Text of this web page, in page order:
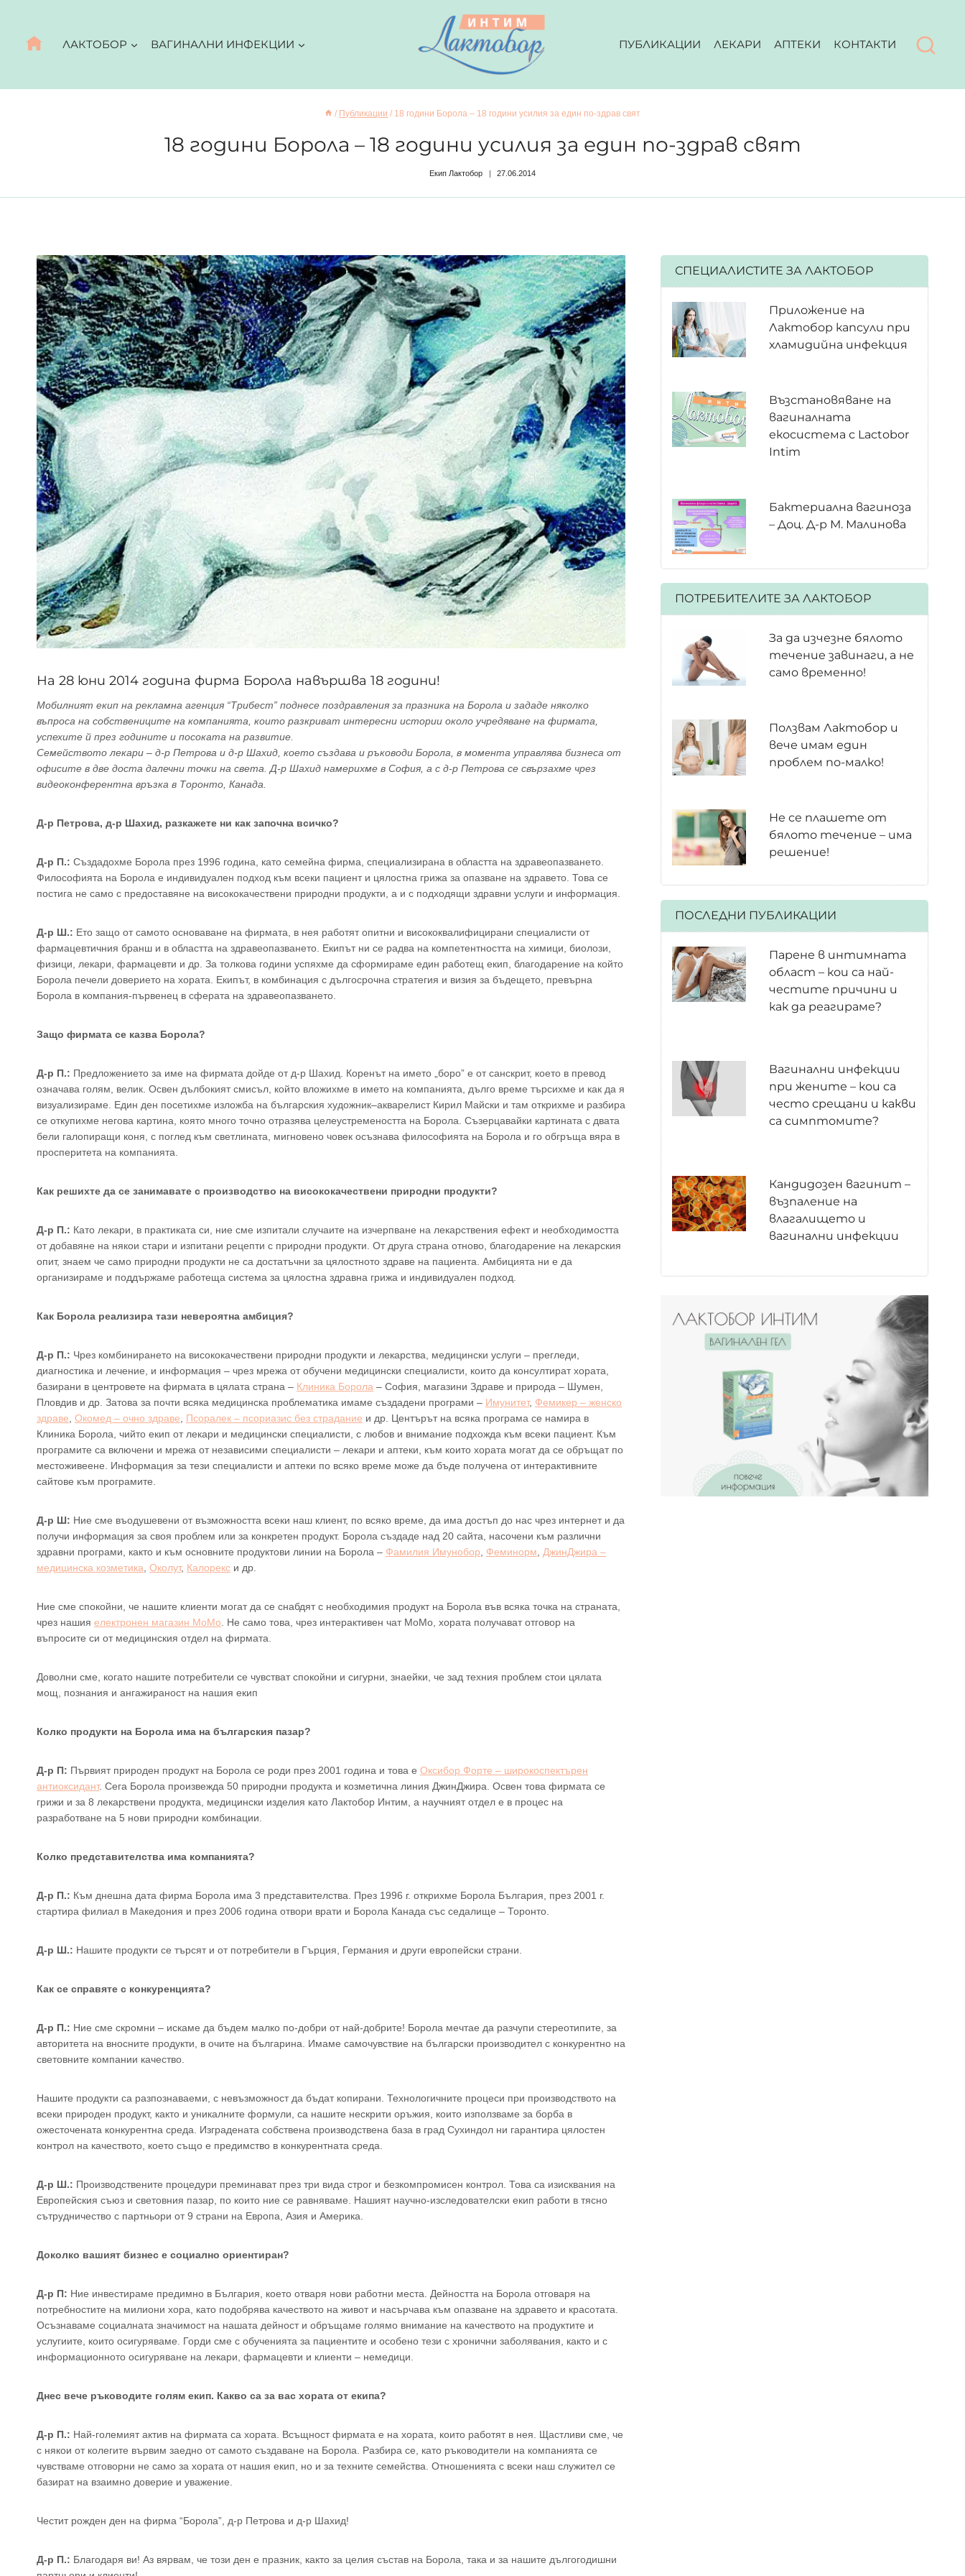
ЛАКТОБОР ВАГИНАЛНИ ИНФЕКЦИИ ПУБЛИКАЦИИ ЛЕКАРИ АПТЕКИ КОНТАКТИ
/ Публикации / 18 години Борола – 18 години усилия за един по-здрав свят
18 години Борола – 18 години усилия за един по-здрав свят
Екип Лактобор 27.06.2014
На 28 юни 2014 година фирма Борола навършва 18 години!
Мобилният екип на рекламна агенция “Трибест” поднесе поздравления за празника на Борола и зададе няколко
въпроса на собствениците на компанията, които разкриват интересни истории около учредяване на фирмата,
успехите й през годините и посоката на развитие.
Семейството лекари – д-р Петрова и д-р Шахид, което създава и ръководи Борола, в момента управлява бизнеса от
офисите в две доста далечни точки на света. Д-р Шахид намерихме в София, а с д-р Петрова се свързахме чрез
видеоконферентна връзка в Торонто, Канада.
Д-р Петрова, д-р Шахид, разкажете ни как започна всичко?
Д-р П.: Създадохме Борола през 1996 година, като семейна фирма, специализирана в областта на здравеопазването.
Философията на Борола е индивидуален подход към всеки пациент и цялостна грижа за опазване на здравето. Това се
постига не само с предоставяне на висококачествени природни продукти, а и с подходящи здравни услуги и информация.
Д-р Ш.: Ето защо от самото основаване на фирмата, в нея работят опитни и висококвалифицирани специалисти от
фармацевтичния бранш и в областта на здравеопазването. Екипът ни се радва на компетентността на химици, биолози,
физици, лекари, фармацевти и др. За толкова години успяхме да сформираме един работещ екип, благодарение на който
Борола печели доверието на хората. Екипът, в комбинация с дългосрочна стратегия и визия за бъдещето, превърна
Борола в компания-първенец в сферата на здравеопазването.
Защо фирмата се казва Борола?
Д-р П.: Предложението за име на фирмата дойде от д-р Шахид. Коренът на името „боро” е от санскрит, което в превод
означава голям, велик. Освен дълбокият смисъл, който вложихме в името на компанията, дълго време търсихме и как да я
визуализираме. Един ден посетихме изложба на българския художник–акварелист Кирил Майски и там открихме и разбира
се откупихме негова картина, която много точно отразява целеустремеността на Борола. Съзерцавайки картината с двата
бели галопиращи коня, с поглед към светлината, мигновено човек осъзнава философията на Борола и го обгръща вяра в
просперитета на компанията.
Как решихте да се занимавате с производство на висококачествени природни продукти?
Д-р П.: Като лекари, в практиката си, ние сме изпитали случаите на изчерпване на лекарствения ефект и необходимостта
от добавяне на някои стари и изпитани рецепти с природни продукти. От друга страна отново, благодарение на лекарския
опит, знаем че само природни продукти не са достатъчни за цялостното здраве на пациента. Амбицията ни е да
организираме и поддържаме работеща система за цялостна здравна грижа и индивидуален подход.
Как Борола реализира тази невероятна амбиция?
Д-р П.: Чрез комбинирането на висококачествени природни продукти и лекарства, медицински услуги – прегледи,
диагностика и лечение, и информация – чрез мрежа от обучени медицински специалисти, които да консултират хората,
базирани в центровете на фирмата в цялата страна – Клиника Борола – София, магазини Здраве и природа – Шумен,
Пловдив и др. Затова за почти всяка медицинска проблематика имаме създадени програми – Имунитет, Фемикер – женско
здраве Окомед – очно здраве Псоралек – псориазис без страдание и др. Центърът на всяка програма се намира в
Клиника Борола, чийто екип от лекари и медицински специалисти, с любов и внимание подхожда към всеки пациент. Към
програмите са включени и мрежа от независими специалисти – лекари и аптеки, към които хората могат да се обръщат по
местоживеене. Информация за тези специалисти и аптеки по всяко време може да бъде получена от интерактивните
сайтове към програмите.
Д-р Ш: Ние сме въодушевени от възможността всеки наш клиент, по всяко време, да има достъп до нас чрез интернет и да
получи информация за своя проблем или за конкретен продукт. Борола създаде над 20 сайта, насочени към различни
здравни програми, както и към основните продуктови линии на Борола – Фамилия Имунобор Феминорм
ДжинДжира –
медицинска козметика Околут, Калорекс и др.
Ние сме спокойни, че нашите клиенти могат да се снабдят с необходимия продукт на Борола във всяка точка на страната,
чрез нашия електронен магазин МоМо . Не само това, чрез интерактивен чат МоМо, хората получават отговор на
въпросите си от медицинския отдел на фирмата.
Доволни сме, когато нашите потребители се чувстват спокойни и сигурни, знаейки, че зад техния проблем стои цялата
мощ, познания и ангажираност на нашия екип
Колко продукти на Борола има на българския пазар?
Д-р П: Първият природен продукт на Борола се роди през 2001 година и това е Оксибор Форте – широкоспектърен
антиоксидант. Сега Борола произвежда 50 природни продукта и козметична линия ДжинДжира. Освен това фирмата се
грижи и за 8 лекарствени продукта, медицински изделия като Лактобор Интим, а научният отдел е в процес на
разработване на 5 нови природни комбинации.
Колко представителства има компанията?
Д-р П.: Към днешна дата фирма Борола има 3 представителства. През 1996 г. открихме Борола България, през 2001 г.
стартира филиал в Македония и през 2006 година отвори врати и Борола Канада със седалище – Торонто.
Д-р Ш.: Нашите продукти се търсят и от потребители в Гърция, Германия и други европейски страни.
Как се справяте с конкуренцията?
Д-р П.: Ние сме скромни – искаме да бъдем малко по-добри от най-добрите! Борола мечтае да разчупи стереотипите, за
авторитета на вносните продукти, в очите на българина. Имаме самочувствие на български производител с конкурентно на
световните компании качество.
Нашите продукти са разпознаваеми, с невъзможност да бъдат копирани. Технологичните процеси при производството на
всеки природен продукт, както и уникалните формули, са нашите нескрити оръжия, които използваме за борба в
ожесточената конкурентна среда. Изградената собствена производствена база в град Сухиндол ни гарантира цялостен
контрол на качеството, което също е предимство в конкурентната среда.
Д-р Ш.: Производствените процедури преминават през три вида строг и безкомпромисен контрол. Това са изисквания на
Европейския съюз и световния пазар, по които ние се равняваме. Нашият научно-изследователски екип работи в тясно
сътрудничество с партньори от 9 страни на Европа, Азия и Америка.
Доколко вашият бизнес е социално ориентиран?
Д-р П: Ние инвестираме предимно в България, което отваря нови работни места. Дейността на Борола отговаря на
потребностите на милиони хора, като подобрява качеството на живот и насърчава към опазване на здравето и красотата.
Осъзнаваме социалната значимост на нашата дейност и обръщаме голямо внимание на качеството на продуктите и
услугиите, които осигуряваме. Горди сме с обученията за пациентите и особено тези с хронични заболявания, както и с
информационното осигуряване на лекари, фармацевти и клиенти – немедици.
Днес вече ръководите голям екип. Какво са за вас хората от екипа?
Д-р П.: Най-големият актив на фирмата са хората. Всъщност фирмата е на хората, които работят в нея. Щастливи сме, че
с някои от колегите вървим заедно от самото създаване на Борола. Разбира се, като ръководители на компанията се
чувстваме отговорни не само за хората от нашия екип, но и за техните семейства. Отношенията с всеки наш служител се
базират на взаимно доверие и уважение.
Честит рожден ден на фирма “Борола”, д-р Петрова и д-р Шахид!
Д-р П.: Благодаря ви! Аз вярвам, че този ден е празник, както за целия състав на Борола, така и за нашите дългогодишни
СПЕЦИАЛИСТИТЕ ЗА ЛАКТОБОР
Приложение на
Лактобор капсули при
хламидийна инфекция
Възстановяване на
вагиналната
екосистема с Lactobor
Intim
Бактериална вагиноза
– Доц. Д-р М. Малинова
ПОТРЕБИТЕЛИТЕ ЗА ЛАКТОБОР
За да изчезне бялото
течение завинаги, а не
само временно!
Ползвам Лактобор и
вече имам един
проблем по-малко!
Не се плашете от
бялото течение – има
решение!
ПОСЛЕДНИ ПУБЛИКАЦИИ
Парене в интимната
област – кои са най-
честите причини и
как да реагираме?
Вагинални инфекции
при жените – кои са
често срещани и какви
са симптомите?
Кандидозен вагинит –
възпаление на
влагалището и
вагинални инфекции